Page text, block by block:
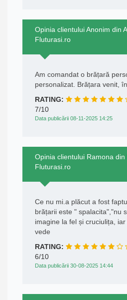
Opinia clientului Anonim din
Fluturasi.ro
Am comandat o brățară
personalizat. Brățara venit,
RATING:
7/10
Data publicării 08-11-2025 14:25
Opinia clientului Ramona din
Fluturasi.ro
Ce nu mi.a plăcut a fost
brățarii este " spalacita","nu
imagine la fel și cruciulița,
vede
RATING:
6/10
Data publicării 30-08-2025 14:44